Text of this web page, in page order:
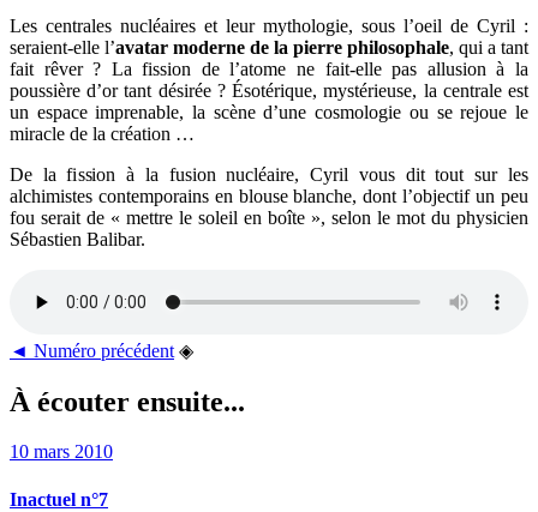
Les centrales nucléaires et leur mythologie, sous l’oeil de Cyril :
seraient-elle l’avatar moderne de la pierre philosophale, qui a tant
fait rêver ? La fission de l’atome ne fait-elle pas allusion à la
poussière d’or tant désirée ? Ésotérique, mystérieuse, la centrale est
un espace imprenable, la scène d’une cosmologie ou se rejoue le
miracle de la création …
De la fission à la fusion nucléaire, Cyril vous dit tout sur les
alchimistes contemporains en blouse blanche, dont l’objectif un peu
fou serait de « mettre le soleil en boîte », selon le mot du physicien
Sébastien Balibar.
◄ Numéro précédent ◈
À écouter ensuite...
10 mars 2010
Inactuel n°7